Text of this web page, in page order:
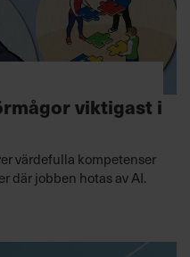
viktigast i
värdefulla kompetenser
där jobben hotas av AI.